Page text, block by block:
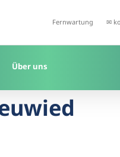
Fernwartung ✉
Über uns